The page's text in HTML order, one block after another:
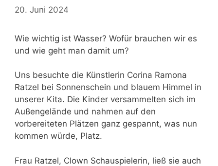
20. Juni 2024
Wie wichtig ist Wasser? Wofür brauchen wir es
und wie geht man damit um?
Uns besuchte die Künstlerin Corina Ramona
Ratzel bei Sonnenschein und blauem Himmel in
unserer Kita. Die Kinder versammelten sich im
Außengelände und nahmen auf den
vorbereiteten Plätzen ganz gespannt, was nun
kommen würde, Platz.
Frau Ratzel, Clown Schauspielerin, ließ sie auch